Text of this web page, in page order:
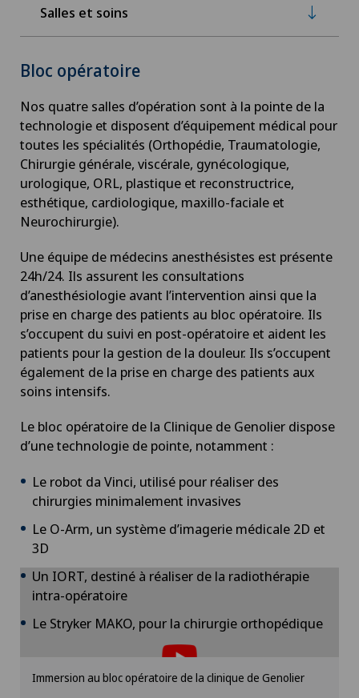
Salles et soins
Bloc opératoire
Nos quatre salles d’opération sont à la pointe de la
technologie et disposent d’équipement médical pour
toutes les spécialités (Orthopédie, Traumatologie,
Chirurgie générale, viscérale, gynécologique,
urologique, ORL, plastique et reconstructrice,
esthétique, cardiologique, maxillo-faciale et
Neurochirurgie).
Une équipe de médecins anesthésistes est présente
24h/24. Ils assurent les consultations
d’anesthésiologie avant l’intervention ainsi que la
prise en charge des patients au bloc opératoire. Ils
s’occupent du suivi en post-opératoire et aident les
patients pour la gestion de la douleur. Ils s’occupent
également de la prise en charge des patients aux
soins intensifs.
Le bloc opératoire de la Clinique de Genolier dispose
d’une technologie de pointe, notamment :
Le robot da Vinci, utilisé pour réaliser des
chirurgies minimalement invasives
Le O-Arm, un système d’imagerie médicale 2D et
3D
Un IORT, destiné à réaliser de la radiothérapie
intra-opératoire
Le Stryker MAKO, pour la chirurgie orthopédique
Pour pouvoir afficher ce contenu, vous devez
accepter l’utilisation de cookies.
paramètres des cookies.
Immersion au bloc opératoire de la clinique de Genolier